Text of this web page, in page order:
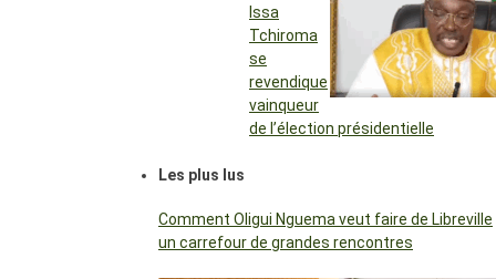
Issa
Tchiroma
se
revendique
vainqueur
de l’élection présidentielle
Les plus lus
Comment Oligui Nguema veut faire de Libreville
un carrefour de grandes rencontres